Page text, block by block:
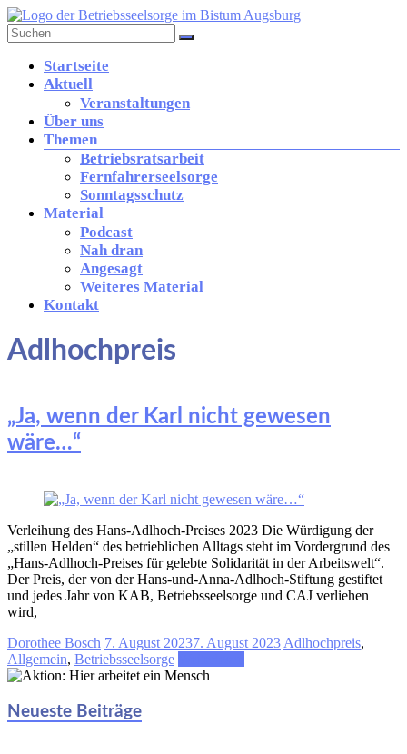
Zum
Inhalt
springen
der
Diözese
Augsburg
Kirche
Arbeitswelt
Menü
Startseite
Aktuell
Veranstaltungen
Über uns
Themen
Betriebsratsarbeit
Fernfahrerseelsorge
Sonntagsschutz
Material
Podcast
Nah dran
Angesagt
Weiteres Material
Kontakt
Adlhochpreis
„Ja, wenn der Karl nicht gewesen
wäre…“
Verleihung des Hans-Adlhoch-Preises 2023 Die Würdigung der
„stillen Helden“ des betrieblichen Alltags steht im Vordergrund des
„Hans-Adlhoch-Preises für gelebte Solidarität in der Arbeitswelt“.
Der Preis, der von der Hans-und-Anna-Adlhoch-Stiftung gestiftet
und jedes Jahr von KAB, Betriebsseelsorge und CAJ verliehen
wird,
Dorothee Bosch 7. August 20237. August 2023 Adlhochpreis,
Allgemein, Betriebsseelsorge
Neueste Beiträge